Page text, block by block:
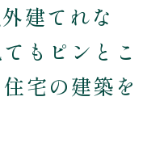
us
紹介
建てれな
もピンとこ
宅の建築を